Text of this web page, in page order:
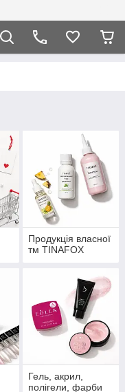
Продукція власної
тм TINAFOX
Гель, акрил,
полігели, фарби